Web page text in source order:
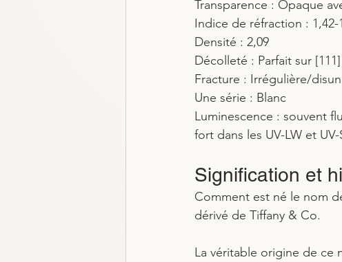
Transparence : Opaque
Indice de réfraction : 1,42-
Densité : 2,09
Décolleté : Parfait sur
Fracture : Irrégulière/
Une série : Blanc
Luminescence : souvent
fort dans les UV-LW et UV-
Signification et
Comment est né le nom
dérivé de Tiffany & Co.
La véritable origine de ce